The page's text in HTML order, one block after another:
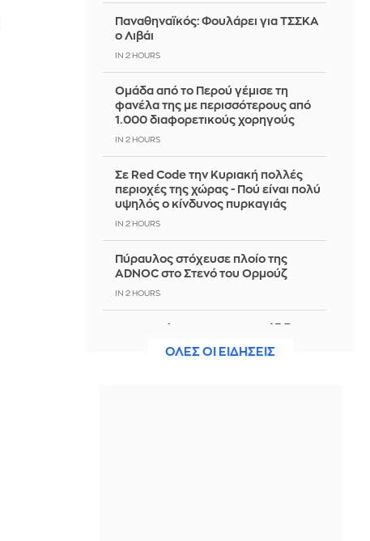
Παναθηναϊκός: Φουλάρει για ΤΣΣΚΑ
ο Λιβάι
IN 2 HOURS
Ομάδα από το Περού γέμισε τη
φανέλα της με περισσότερους από
1.000 διαφορετικούς χορηγούς
IN 2 HOURS
Σε Red Code την Κυριακή πολλές
περιοχές της χώρας - Πού είναι πολύ
υψηλός ο κίνδυνος πυρκαγιάς
IN 2 HOURS
Πύραυλος στόχευσε πλοίο της
ADNOC στο Στενό του Ορμούζ
IN 2 HOURS
Ιράν - ΟμάνΟΛΕΣ ΟΙ ΕΙΔΗΣΕΙΣ